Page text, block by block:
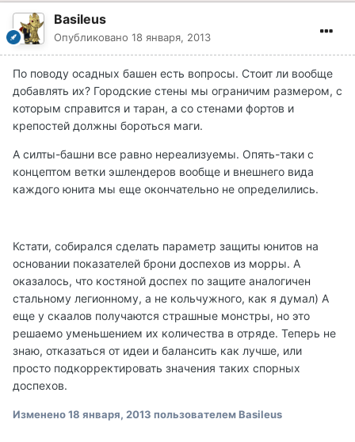
Basileus
Опубликовано 18 января, 2013
По поводу осадных башен есть вопросы. Стоит ли вообще
добавлять их? Городские стены мы ограничим размером, с
которым справится и таран, а со стенами фортов и
крепостей должны бороться маги.
А силты-башни все равно нереализуемы. Опять-таки с
концептом ветки эшлендеров вообще и внешнего вида
каждого юнита мы еще окончательно не определились.
Кстати, собирался сделать параметр защиты юнитов на
основании показателей брони доспехов из морры. А
оказалось, что костяной доспех по защите аналогичен
стальному легионному, а не кольчужного, как я думал) А
еще у скаалов получаются страшные монстры, но это
решаемо уменьшением их количества в отряде. Теперь не
знаю, отказаться от идеи и балансить как лучше, или
просто подкорректировать значения таких спорных
доспехов.
Изменено18 января, 2013 пользователем Basileus